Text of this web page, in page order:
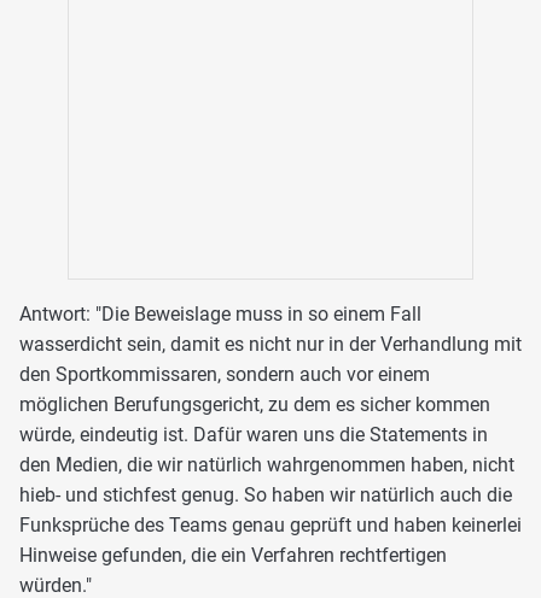
Antwort: "Die Beweislage muss in so einem Fall
wasserdicht sein, damit es nicht nur in der Verhandlung mit
den Sportkommissaren, sondern auch vor einem
möglichen Berufungsgericht, zu dem es sicher kommen
würde, eindeutig ist. Dafür waren uns die Statements in
den Medien, die wir natürlich wahrgenommen haben, nicht
hieb- und stichfest genug. So haben wir natürlich auch die
Funksprüche des Teams genau geprüft und haben keinerlei
Hinweise gefunden, die ein Verfahren rechtfertigen
würden."